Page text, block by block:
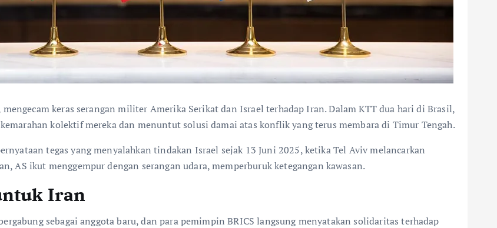
keras serangan militer Amerika Serikat dan Israel terhadap Iran. Dalam KTT dua hari di Brasil,
kolektif mereka dan menuntut solusi damai atas konflik yang terus membara di Timur Tengah.
tegas yang menyalahkan tindakan Israel sejak 13 Juni 2025, ketika Tel Aviv melancarkan
AS ikut menggempur dengan serangan udara, memperburuk ketegangan kawasan.
Iran
sebagai anggota baru, dan para pemimpin BRICS langsung menyatakan solidaritas terhadap